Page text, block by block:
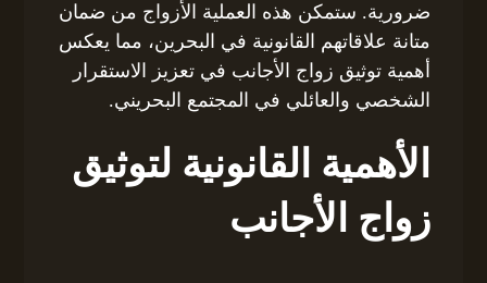
ضرورية. ستمكن هذه العملية الأزواج من ضمان
متانة علاقاتهم القانونية في البحرين، مما يعكس
أهمية توثيق زواج الأجانب في تعزيز الاستقرار
الشخصي والعائلي في المجتمع البحريني.
الأهمية القانونية لتوثيق
زواج الأجانب